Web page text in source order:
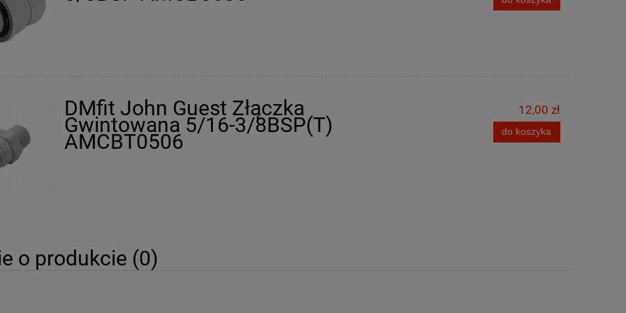
DMfit John Guest Złączka
Gwintowana 5/16-3/8BSP(T)
AMCBT0506
12,00 zł
do koszyka
o produkcie (0)